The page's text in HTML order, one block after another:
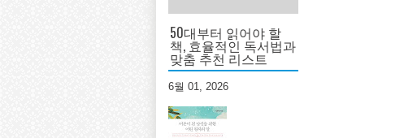
50대부터 읽어야 할
책, 효율적인 독서법과
맞춤 추천 리스트
6월 01, 2026